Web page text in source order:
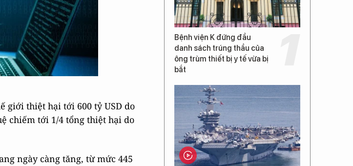
giới thiệt hại tới 600 tỷ USD do
chiếm tới 1/4 tổng thiệt hại do
ngày càng tăng, từ mức 445
Bệnh viện K đứng đầu
danh sách trúng thầu của
ông trùm thiết bị y tế vừa bị
bắt